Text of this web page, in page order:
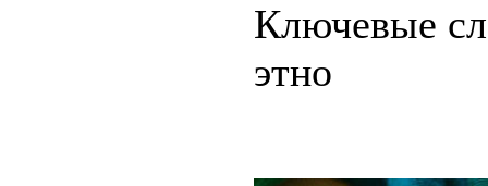
Ключевые
этно